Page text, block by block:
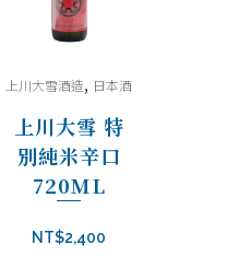
上川大雪酒造, 日本酒
上川大雪 特
別純米辛口
720ML
NT$2,400